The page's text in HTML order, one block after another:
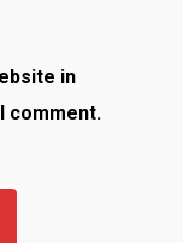
in
comment.